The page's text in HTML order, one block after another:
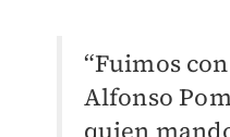
“Fuimos
Alfonso